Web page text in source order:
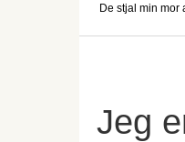
De stjal min mor
Jeg